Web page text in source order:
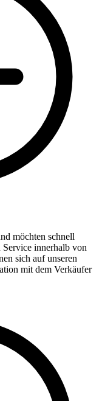
möchten schnell
Service innerhalb von
sich auf unseren
mit dem Verkäufer